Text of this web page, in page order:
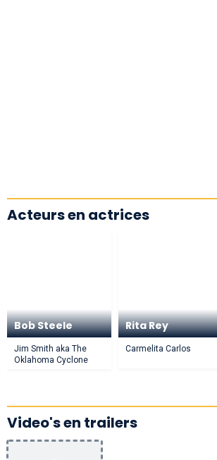
Acteurs en actrices
Bob Steele
Jim Smith aka The
Oklahoma Cyclone
Rita Rey
Carmelita Carlos
Video's en trailers